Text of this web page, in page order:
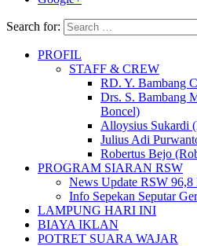
Search for:
PROFIL
STAFF & CREW
RD. Y. Bambang
Drs. S. Bambang
Boncel)
Alloysius Sukardi
Julius Adi
Robertus Bejo
PROGRAM SIARAN RSW
News Update RSW 96,8
Info Sepekan Seputar
LAMPUNG HARI INI
BIAYA IKLAN
POTRET SUARA WAJAR